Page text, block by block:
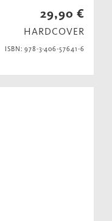
29,90 €
HARDCOVER
ISBN: 978-3-406-57641-6